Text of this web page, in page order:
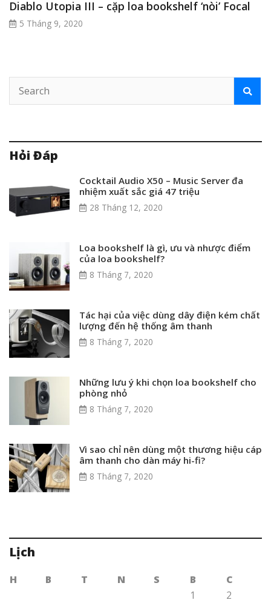
Diablo Utopia III – cặp loa bookshelf ‘nòi’ Focal
5 Tháng 9, 2020
Hỏi Đáp
Cocktail Audio X50 – Music Server đa
nhiệm xuất sắc giá 47 triệu
28 Tháng 12, 2020
Loa bookshelf là gì, ưu và nhược điểm
của loa bookshelf?
8 Tháng 7, 2020
Tác hại của việc dùng dây điện kém chất
lượng đến hệ thống âm thanh
8 Tháng 7, 2020
Những lưu ý khi chọn loa bookshelf cho
phòng nhỏ
8 Tháng 7, 2020
Vì sao chỉ nên dùng một thương hiệu cáp
âm thanh cho dàn máy hi-fi?
8 Tháng 7, 2020
Lịch
H B T N S B
C
1
2